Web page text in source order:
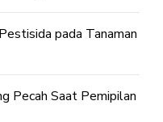
pada Tanaman
Pecah Saat Pemipilan